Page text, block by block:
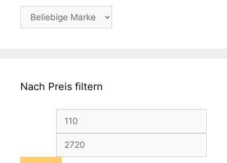
Nach Preis filtern
Min.
Preis